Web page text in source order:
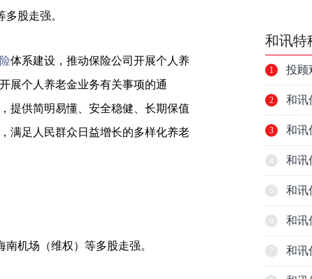
多股走强。
体系建设，推动保险公司开展个人养
展个人养老金业务有关事项的通
提供简明易懂、安全稳健、长期保值
满足人民群众日益增长的多样化养老
南机场（维权）等多股走强。
和讯特
1 投顾
点看
2 和讯
会
3 和讯
的品
和讯
以高
5 和讯
了大
和讯
时长
7 和讯